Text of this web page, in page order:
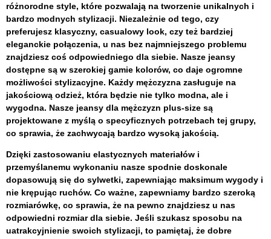
różnorodne style, które pozwalają na tworzenie unikalnych i
bardzo modnych stylizacji. Niezależnie od tego, czy
preferujesz klasyczny, casualowy look, czy też bardziej
eleganckie połączenia, u nas bez najmniejszego problemu
znajdziesz coś odpowiedniego dla siebie. Nasze jeansy
dostępne są w szerokiej gamie kolorów, co daje ogromne
możliwości stylizacyjne. Każdy mężczyzna zasługuje na
jakościową odzież, która będzie nie tylko modna, ale i
wygodna. Nasze jeansy dla mężczyzn plus-size są
projektowane z myślą o specyficznych potrzebach tej grupy,
co sprawia, że zachwycają bardzo wysoką jakością.
Dzięki zastosowaniu elastycznych materiałów i
przemyślanemu wykonaniu nasze spodnie doskonale
dopasowują się do sylwetki, zapewniając maksimum wygody i
nie krępując ruchów. Co ważne, zapewniamy bardzo szeroką
rozmiarówkę, co sprawia, że na pewno znajdziesz u nas
odpowiedni rozmiar dla siebie. Jeśli szukasz sposobu na
uatrakcyjnienie swoich stylizacji, to pamiętaj, że dobre